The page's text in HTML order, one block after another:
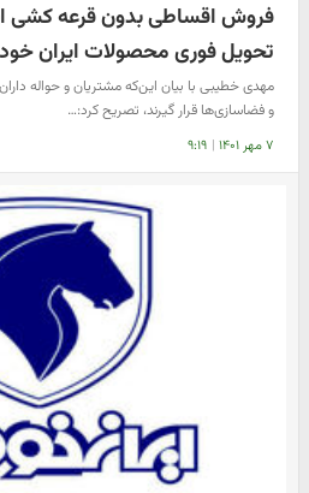
فروش اقساطی بدون قرعه کشی
تحویل فوری محصولات ایران خودرو با وام
مهدی خطیبی با بیان این‌که مشتریان و حواله
و فضاسازی‌ها قرار گیرند، تصریح کرد:…
۷ مهر ۱۴۰۱ | ۹:۱۹